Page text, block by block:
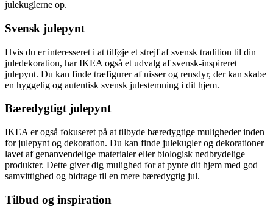
julekuglerne op.
Svensk julepynt
Hvis du er interesseret i at tilføje et strejf af svensk tradition til din
juledekoration, har IKEA også et udvalg af svensk-inspireret
julepynt. Du kan finde træfigurer af nisser og rensdyr, der kan skabe
en hyggelig og autentisk svensk julestemning i dit hjem.
Bæredygtigt julepynt
IKEA er også fokuseret på at tilbyde bæredygtige muligheder inden
for julepynt og dekoration. Du kan finde julekugler og dekorationer
lavet af genanvendelige materialer eller biologisk nedbrydelige
produkter. Dette giver dig mulighed for at pynte dit hjem med god
samvittighed og bidrage til en mere bæredygtig jul.
Tilbud og inspiration